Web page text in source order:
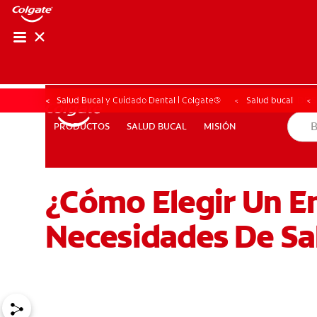
PRODUCTOS SALUD BUCAL MISIÓN
PROMOCIONES SV (ES) SUSCRÍBASE
PRODUCTOS SALUD BUCAL MISIÓN
CHEQUEO DE
Salud Bucal y Cuidado Dental | Colgate® Salud bucal
¿Cómo Elegir Un
Necesidades De